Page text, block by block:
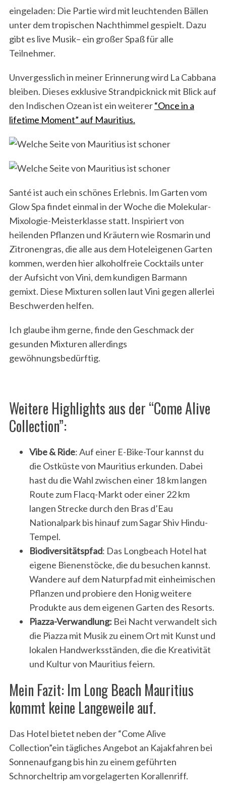
eingeladen: Die Partie wird mit leuchtenden Bällen
unter dem tropischen Nachthimmel gespielt. Dazu
gibt es live Musik– ein großer Spaß für alle
Teilnehmer.
Unvergesslich in meiner Erinnerung wird La Cabbana
bleiben. Dieses exklusive Strandpicknick mit Blick auf
den Indischen Ozean ist ein weiterer“Once in a
lifetime Moment” auf Mauritius.
Santé ist auch ein schönes Erlebnis. Im Garten vom
Glow Spa findet einmal in der Woche die Molekular-
Mixologie-Meisterklasse statt. Inspiriert von
heilenden Pflanzen und Kräutern wie Rosmarin und
Zitronengras, die alle aus dem Hoteleigenen Garten
kommen, werden hier alkoholfreie Cocktails unter
der Aufsicht von Vini, dem kundigen Barmann
gemixt. Diese Mixturen sollen laut Vini gegen allerlei
Beschwerden helfen.
Ich glaube ihm gerne, finde den Geschmack der
gesunden Mixturen allerdings
gewöhnungsbedürftig.
Weitere Highlights aus der “Come Alive
Collection”:
Vibe & Ride: Auf einer E-Bike-Tour kannst du
die Ostküste von Mauritius erkunden. Dabei
hast du die Wahl zwischen einer 18 km langen
Route zum Flacq-Markt oder einer 22 km
langen Strecke durch den Bras d’Eau
Nationalpark bis hinauf zum Sagar Shiv Hindu-
Tempel.
Biodiversitätspfad: Das Longbeach Hotel hat
eigene Bienenstöcke, die du besuchen kannst.
Wandere auf dem Naturpfad mit einheimischen
Pflanzen und probiere den Honig weitere
Produkte aus dem eigenen Garten des Resorts.
Piazza-Verwandlung: Bei Nacht verwandelt sich
die Piazza mit Musik zu einem Ort mit Kunst und
lokalen Handwerksständen, die die Kreativität
und Kultur von Mauritius feiern.
Mein Fazit: Im Long Beach Mauritius
kommt keine Langeweile auf.
Das Hotel bietet neben der “Come Alive
Collection”ein tägliches Angebot an Kajakfahren bei
Sonnenaufgang bis hin zu einem geführten
Schnorcheltrip am vorgelagerten Korallenriff.